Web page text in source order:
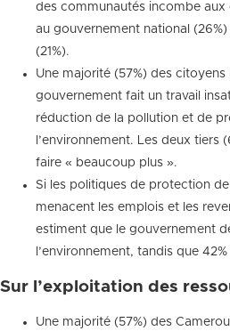
des communautés incombe aux
au gouvernement national
(21%).
Une majorité (57%) des citoyens
gouvernement fait un travail
réduction de la pollution et de
l’environnement. Les deux tiers
faire « beaucoup plus ».
Si les politiques de protection de
menacent les emplois et les
estiment que le gouvernement
l’environnement, tandis que
Sur l’exploitation des
Une majorité (57%) des